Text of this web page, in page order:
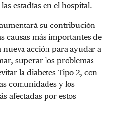
estadías en el hospital.
su contribución
causas más importantes de
acción para ayudar a
superar los problemas
la diabetes Tipo 2, con
comunidades y los
afectadas por estos